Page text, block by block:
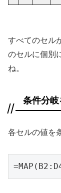
すべてのセル
のセルに個別
ね。
条件分
各セルの値を